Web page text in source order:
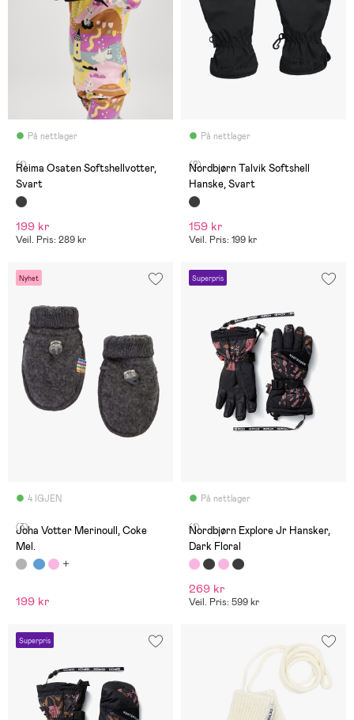
På nettlager
(1)
Reima Osaten Softshellvotter,
Svart
199 kr
Veil. Pris: 289 kr
På nettlager
(2)
Nordbjørn Talvik Softshell
Hanske, Svart
159 kr
Veil. Pris: 199 kr
Nyhet
4 IGJEN
(3)
Joha Votter Merinoull, Coke
Mel.
199 kr
Superpris
På nettlager
(1)
Nordbjørn Explore Jr Hansker,
Dark Floral
269 kr
Veil. Pris: 599 kr
Superpris